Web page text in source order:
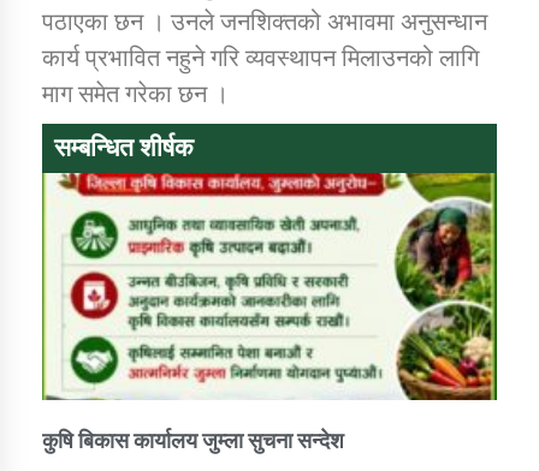
पठाएका छन । उनले जनशिक्तको अभावमा अनुसन्धान
कार्य प्रभावित नहुने गरि व्यवस्थापन मिलाउनको लागि
माग समेत गरेका छन ।
सम्बन्धित शीर्षक
कुषि बिकास कार्यालय जुम्ला सुचना सन्देश